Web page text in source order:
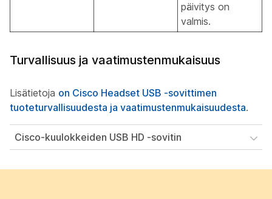
päivitys on
valmis.
Turvallisuus ja vaatimustenmukaisuus
Lisätietoja on Cisco Headset USB -sovittimen
tuoteturvallisuudesta ja vaatimustenmukaisuudesta.
Cisco-kuulokkeiden USB HD -sovitin